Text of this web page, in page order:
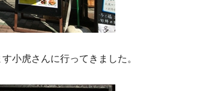
小虎さんに行ってきました。